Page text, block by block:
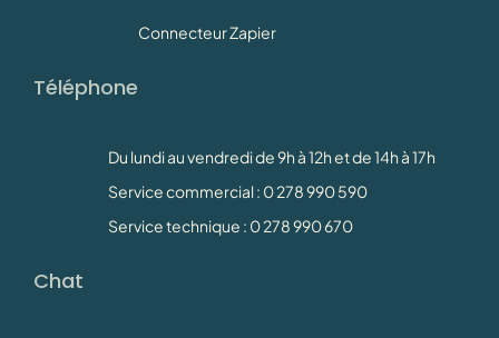
Connecteur Zapier
Téléphone
Du lundi au vendredi de 9h à 12h et de 14h à 17h
Service commercial : 0 278 990 590
Service technique : 0 278 990 670
Chat